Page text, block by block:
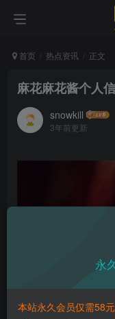
首页 热点资讯 正文
麻花麻花酱个人
snowkill
3年前更新
永
本站永久会员仅需58元